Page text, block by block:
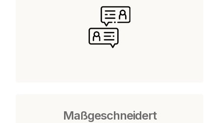
Maßgeschneidert